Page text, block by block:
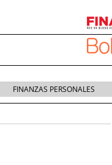
FINANZAS PERSONALES